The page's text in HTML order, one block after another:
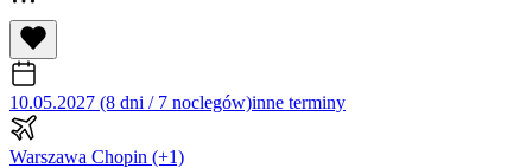
10.05.2027 (8 dni / 7 noclegów)inne terminy
Warszawa Chopin (+1)